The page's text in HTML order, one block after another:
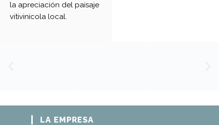
la apreciación del paisaje
vitivinícola local.
LA EMPRESA